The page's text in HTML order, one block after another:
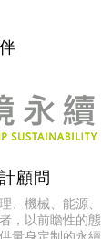
顧問
、機械、能源、
，以前瞻性的態